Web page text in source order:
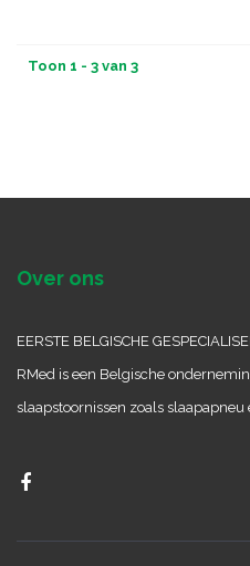
Toon 1 - 3 van 3
Over ons
EERSTE BELGISCHE
RMed is een Belgische
slaapstoornissen zoals slaapapneu